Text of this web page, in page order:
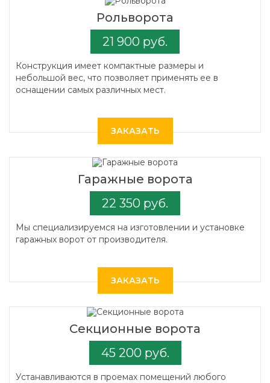
Рольворота
21 900 руб.
Конструкция имеет компактные размеры и
небольшой вес, что позволяет применять ее в
оснащении самых различных мест.
ЗАКАЗАТЬ
Гаражные ворота
22 350 руб.
Мы специализируемся на изготовлении и установке
гаражных ворот от производителя.
ЗАКАЗАТЬ
Секционные ворота
45 200 руб.
Устанавливаются в проемах помещений любого